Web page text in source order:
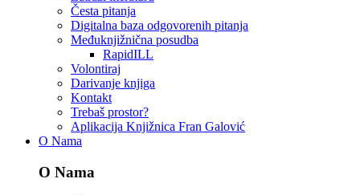
Česta pitanja
Digitalna baza odgovorenih pitanja
Međuknjižnična posudba
RapidILL
Volontiraj
Darivanje knjiga
Kontakt
Trebaš prostor?
Aplikacija Knjižnica Fran Galović
O Nama
O Nama